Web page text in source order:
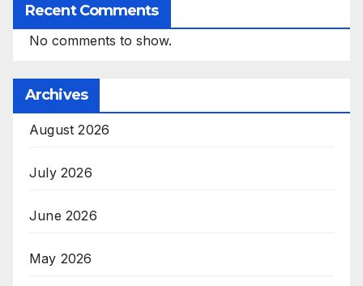
Recent Comments
No comments to show.
Archives
August 2026
July 2026
June 2026
May 2026